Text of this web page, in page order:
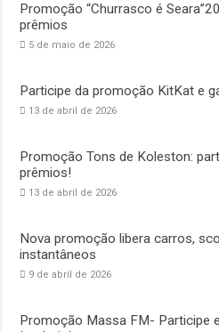
Promoção “Churrasco é
prêmios
5 de maio de 2026
Participe da promoção KitKat e
13 de abril de 2026
Promoção Tons de Koleston:
prêmios!
13 de abril de 2026
Nova promoção libera carros,
instantâneos
9 de abril de 2026
Promoção Massa FM- Participe